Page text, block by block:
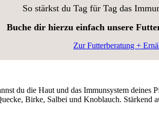
So stärkst du Tag für Tag das
Buche dir hierzu einfach unsere
Zur Futterberatung +
du die Haut und das Immunsystem deines
Birke, Salbei und Knoblauch. Stärkend